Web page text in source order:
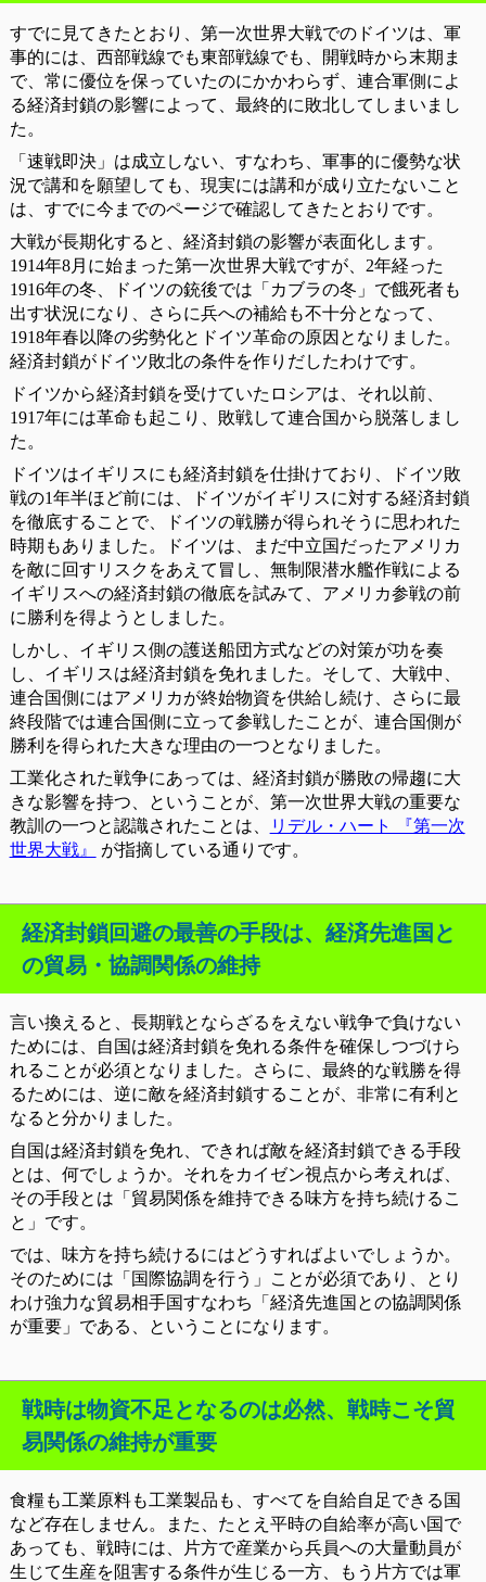
すでに見てきたとおり、第一次世界大戦でのドイツは、軍
事的には、西部戦線でも東部戦線でも、開戦時から末期ま
で、常に優位を保っていたのにかかわらず、連合軍側によ
る経済封鎖の影響によって、最終的に敗北してしまいまし
た。
「速戦即決」は成立しない、すなわち、軍事的に優勢な状
況で講和を願望しても、現実には講和が成り立たないこと
は、すでに今までのページで確認してきたとおりです。
大戦が長期化すると、経済封鎖の影響が表面化します。
1914年8月に始まった第一次世界大戦ですが、2年経った
1916年の冬、ドイツの銃後では「カブラの冬」で餓死者も
出す状況になり、さらに兵への補給も不十分となって、
1918年春以降の劣勢化とドイツ革命の原因となりました。
経済封鎖がドイツ敗北の条件を作りだしたわけです。
ドイツから経済封鎖を受けていたロシアは、それ以前、
1917年には革命も起こり、敗戦して連合国から脱落しまし
た。
ドイツはイギリスにも経済封鎖を仕掛けており、ドイツ敗
戦の1年半ほど前には、ドイツがイギリスに対する経済封鎖
を徹底することで、ドイツの戦勝が得られそうに思われた
時期もありました。ドイツは、まだ中立国だったアメリカ
を敵に回すリスクをあえて冒し、無制限潜水艦作戦による
イギリスへの経済封鎖の徹底を試みて、アメリカ参戦の前
に勝利を得ようとしました。
しかし、イギリス側の護送船団方式などの対策が功を奏
し、イギリスは経済封鎖を免れました。そして、大戦中、
連合国側にはアメリカが終始物資を供給し続け、さらに最
終段階では連合国側に立って参戦したことが、連合国側が
勝利を得られた大きな理由の一つとなりました。
工業化された戦争にあっては、経済封鎖が勝敗の帰趨に大
きな影響を持つ、ということが、第一次世界大戦の重要な
教訓の一つと認識されたことは、
リデル・ハート 『第一次
世界大戦』
が指摘している通りです。
経済封鎖回避の最善の手段は、経済先進国と
の貿易・協調関係の維持
言い換えると、長期戦とならざるをえない戦争で負けない
ためには、自国は経済封鎖を免れる条件を確保しつづけら
れることが必須となりました。さらに、最終的な戦勝を得
るためには、逆に敵を経済封鎖することが、非常に有利と
なると分かりました。
自国は経済封鎖を免れ、できれば敵を経済封鎖できる手段
とは、何でしょうか。それをカイゼン視点から考えれば、
その手段とは「貿易関係を維持できる味方を持ち続けるこ
と」です。
では、味方を持ち続けるにはどうすればよいでしょうか。
そのためには「国際協調を行う」ことが必須であり、とり
わけ強力な貿易相手国すなわち「経済先進国との協調関係
が重要」である、ということになります。
戦時は物資不足となるのは必然、戦時こそ貿
易関係の維持が重要
食糧も工業原料も工業製品も、すべてを自給自足できる国
など存在しません。また、たとえ平時の自給率が高い国で
あっても、戦時には、片方で産業から兵員への大量動員が
生じて生産を阻害する条件が生じる一方、もう片方では軍